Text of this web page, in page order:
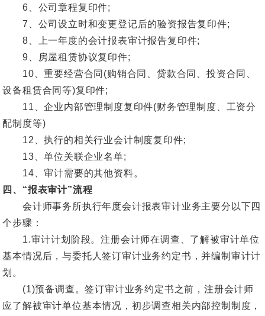
6、公司章程复印件;
7、公司设立时和变更登记后的验资报告复印件;
8、上一年度的会计报表审计报告复印件;
9、房屋租赁协议复印件;
10、重要经营合同(购销合同、贷款合同、投资合同、
设备租赁合同等)复印件;
11、企业内部管理制度复印件(财务管理制度、工资分
配制度等)
12、执行的相关行业会计制度复印件;
13、单位关联企业名单;
14、审计需要的其他资料。
四、“报表审计”流程
会计师事务所执行年度会计报表审计业务主要分以下四
个步骤：
1.审计计划阶段。注册会计师在调查、了解被审计单位
基本情况后，与委托人签订审计业务约定书，并编制审计计
划。
(1)预备调查。签订审计业务约定书之前，注册会计师
应了解被审计单位基本情况，初步调查相关内部控制制度，